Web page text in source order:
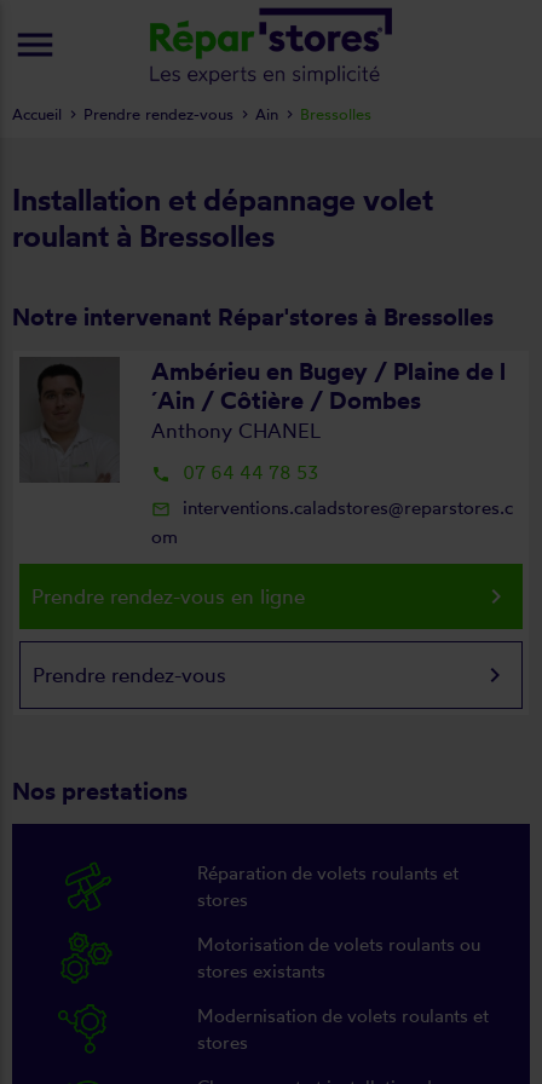
Installation et dépannage volet
roulant à Bressolles
Notre intervenant Répar'stores à Bressolles
Ambérieu en Bugey / Plaine de l
´Ain / Côtière / Dombes
Anthony CHANEL
local_phone 07 64 44 78 53
mail_outline
interventions.caladstores@reparstores.c
om
Prendre rendez-vous en ligne keyboard_arrow_right
Prendre rendez-vous keyboard_arrow_right
Nos prestations
Réparation de volets roulants et
stores
Motorisation de volets roulants ou
stores existants
Modernisation de volets roulants et
stores
Accueil Prendre rendez-vous Ain Bressolles
menu